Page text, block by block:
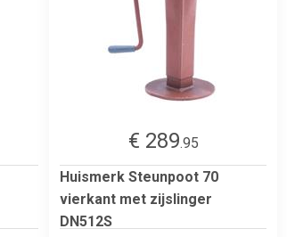
€ 289.95
Huismerk Steunpoot 70
vierkant met zijslinger
DN512S